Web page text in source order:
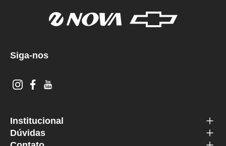
Siga-nos
Institucional
Dúvidas